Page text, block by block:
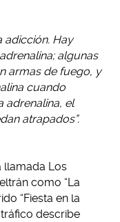
adicción. Hay
algunas
armas de fuego, y
cuando
adrenalina, el
atrapados”.
llamada Los
como “La
“Fiesta en la
describe